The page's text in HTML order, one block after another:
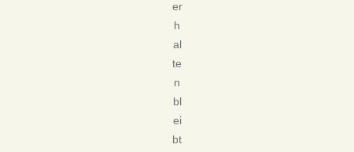
er
h
al
te
n
bl
ei
bt